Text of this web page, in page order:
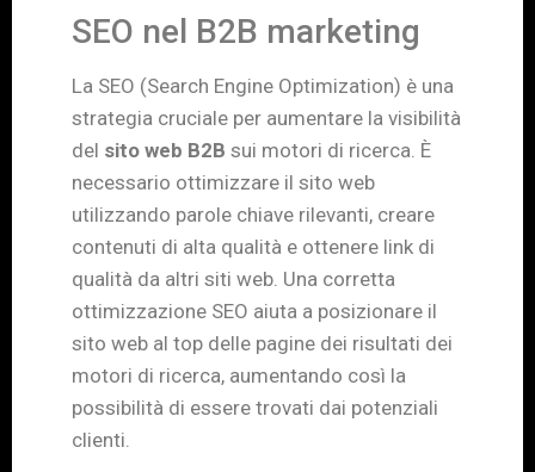
SEO nel B2B marketing
La SEO (Search Engine Optimization) è una
strategia cruciale per aumentare la visibilità
del sito web B2B sui motori di ricerca. È
necessario ottimizzare il sito web
utilizzando parole chiave rilevanti, creare
contenuti di alta qualità e ottenere link di
qualità da altri siti web. Una corretta
ottimizzazione SEO aiuta a posizionare il
sito web al top delle pagine dei risultati dei
motori di ricerca, aumentando così la
possibilità di essere trovati dai potenziali
clienti.